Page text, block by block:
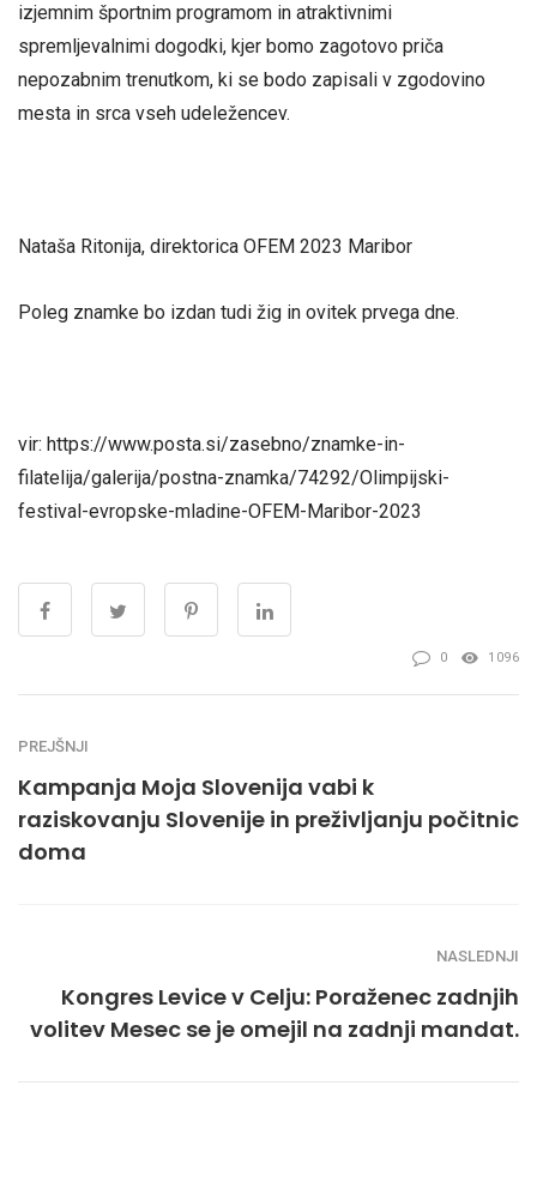
izjemnim športnim programom in atraktivnimi
spremljevalnimi dogodki, kjer bomo zagotovo priča
nepozabnim trenutkom, ki se bodo zapisali v zgodovino
mesta in srca vseh udeležencev.
Nataša Ritonija, direktorica OFEM 2023 Maribor
Poleg znamke bo izdan tudi žig in ovitek prvega dne.
vir: https://www.posta.si/zasebno/znamke-in-
filatelija/galerija/postna-znamka/74292/Olimpijski-
festival-evropske-mladine-OFEM-Maribor-2023
0 1096
PREJŠNJI
Kampanja Moja Slovenija vabi k
raziskovanju Slovenije in preživljanju počitnic
doma
NASLEDNJI
Kongres Levice v Celju: Poraženec zadnjih
volitev Mesec se je omejil na zadnji mandat.